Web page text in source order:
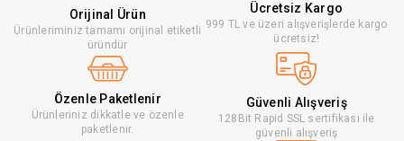
Orijinal Ürün
Ürünleriminiz tamamı orijinal etiketli
üründür
Ücretsiz Kargo
999 TL ve üzeri alışverişlerde kargo
ücretsiz!
Özenle Paketlenir
Ürünleriniz dikkatle ve özenle
paketlenir.
Güvenli Alışveriş
128Bit Rapid SSL sertifikası ile
güvenli alışveriş